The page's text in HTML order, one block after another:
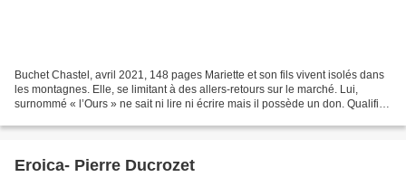
Buchet Chastel, avril 2021, 148 pages Mariette et son fils vivent isolés dans
les montagnes. Elle, se limitant à des allers-retours sur le marché. Lui,
surnommé « l’Ours » ne sait ni lire ni écrire mais il possède un don. Qualifiés
Eroica- Pierre Ducrozet